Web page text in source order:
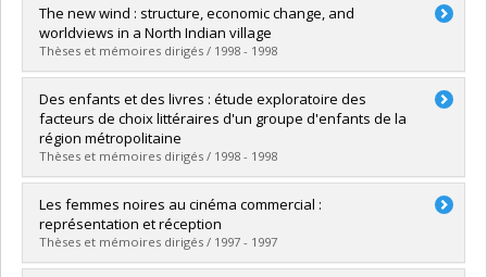
Diplômé(e) :Enkerli, Alexandre
Cycle :Maîtrise
Diplôme obtenu :M. Sc.
Lien vers le document dans Papyrus
The new wind : structure, economic change, and
worldviews in a North Indian village
Thèses et mémoires dirigés / 1998 - 1998
Diplômé(e) :Mittal, Sushil
Cycle :Doctorat
Diplôme obtenu :Ph. D.
Lien vers le document dans Papyrus
Des enfants et des livres : étude exploratoire des
facteurs de choix littéraires d'un groupe d'enfants de la
région métropolitaine
Thèses et mémoires dirigés / 1998 - 1998
Diplômé(e) :Leblanc, Isabelle
Cycle :Maîtrise
Diplôme obtenu :M. Sc.
Lien vers le document dans Papyrus
Les femmes noires au cinéma commercial :
représentation et réception
Thèses et mémoires dirigés / 1997 - 1997